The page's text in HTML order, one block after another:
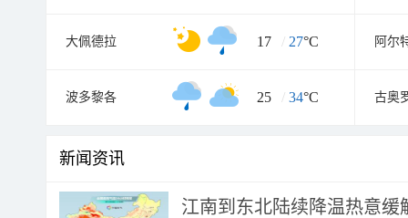
大佩德拉 17 / 27°C 阿尔
波多黎各 25 / 34°C 古奥
新闻资讯
江南到东北陆续降温热意缓